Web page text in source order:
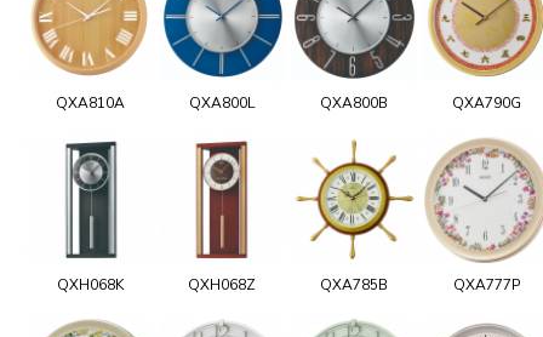
QXA810A QXA800L QXA800B QXA790G
QXH068K QXH068Z QXA785B QXA777P